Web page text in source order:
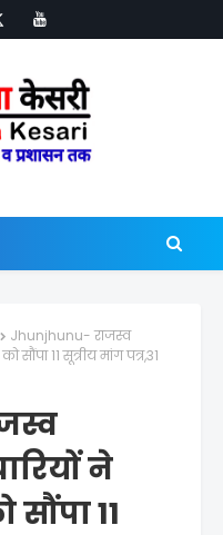
Jhunjhunu- राजस्व
11 सूत्रीय मांग पत्र,31
ने
11